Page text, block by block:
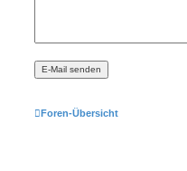
Foren-Übersicht